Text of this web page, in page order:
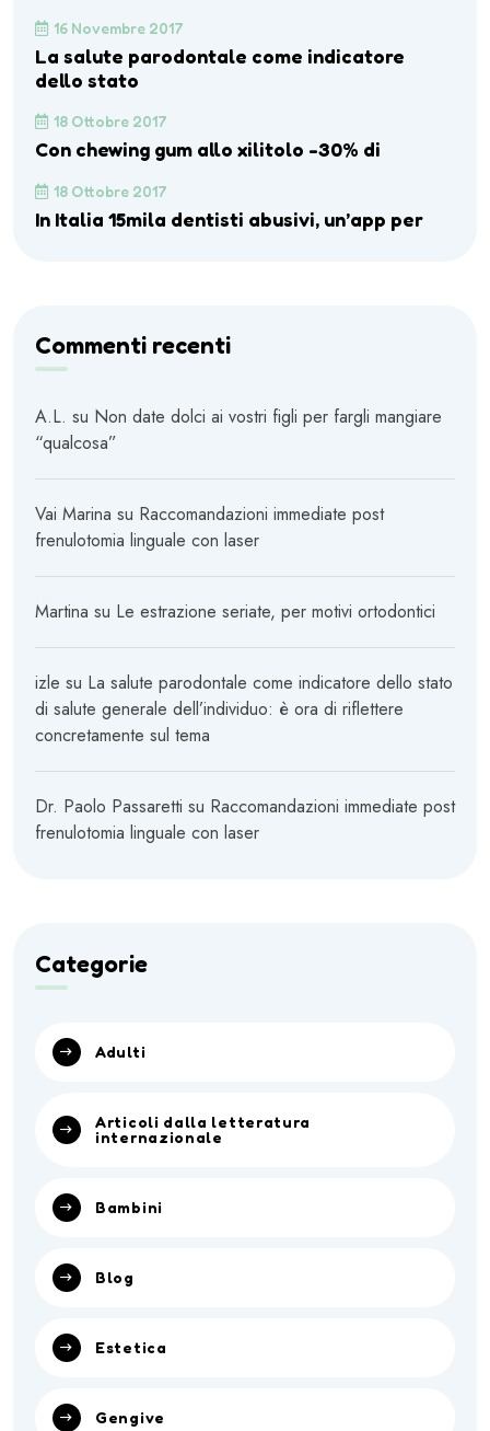
16 Novembre 2017
La salute parodontale come indicatore
dello stato
18 Ottobre 2017
Con chewing gum allo xilitolo -30% di
18 Ottobre 2017
In Italia 15mila dentisti abusivi, un’app per
Commenti recenti
A.L. su Non date dolci ai vostri figli per fargli mangiare
“qualcosa”
Vai Marina su Raccomandazioni immediate post
frenulotomia linguale con laser
Martina su Le estrazione seriate, per motivi ortodontici
izle su La salute parodontale come indicatore dello stato
di salute generale dell’individuo: è ora di riflettere
concretamente sul tema
Dr. Paolo Passaretti su Raccomandazioni immediate post
frenulotomia linguale con laser
Categorie
Adulti
Articoli dalla letteratura
internazionale
Bambini
Blog
Estetica
Gengive